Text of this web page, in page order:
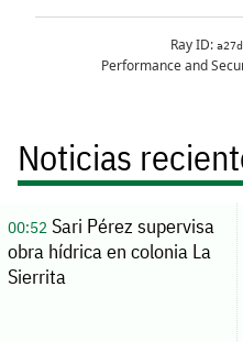
Noticias
00:52Sari Pérez supervisa
obra hídrica en colonia La
Sierrita